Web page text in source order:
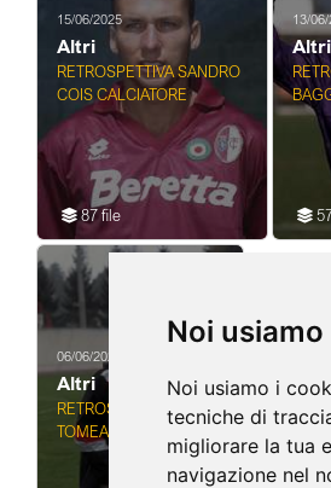
Noi
Noi usiamo i
tecniche di
migliorare la tua
navigazione nel
15/06/2025
Altri
RETROSPETTIVA SANDRO
COIS CALCIATORE
87 file
13/
Altri
06/06/2025
Altri
RETROSPETTIVA UGO
TOMEAZZI
ALLENATORE ED EX